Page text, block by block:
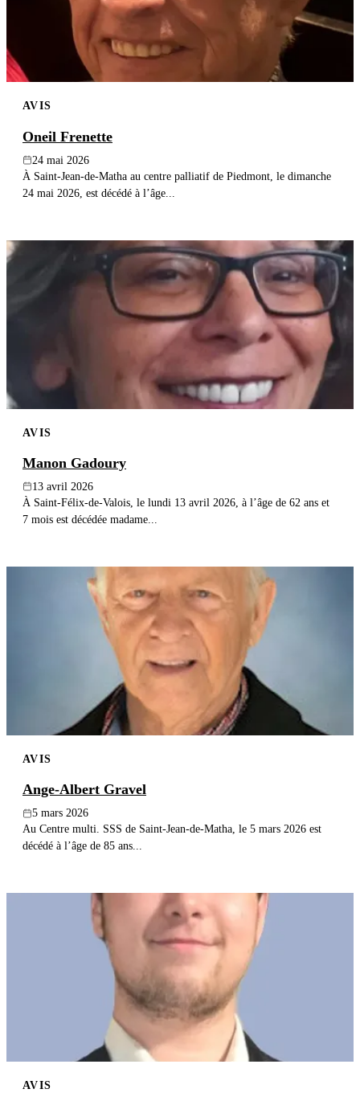
AVIS
Oneil Frenette
24 mai 2026
À Saint-Jean-de-Matha au centre palliatif de Piedmont, le dimanche
24 mai 2026, est décédé à l’âge...
AVIS
Manon Gadoury
13 avril 2026
À Saint-Félix-de-Valois, le lundi 13 avril 2026, à l’âge de 62 ans et
7 mois est décédée madame...
AVIS
Ange-Albert Gravel
5 mars 2026
Au Centre multi. SSS de Saint-Jean-de-Matha, le 5 mars 2026 est
décédé à l’âge de 85 ans...
AVIS